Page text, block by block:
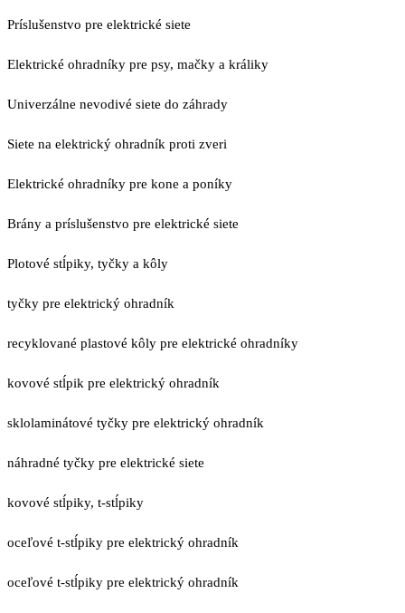
Príslušenstvo pre elektrické siete
Elektrické ohradníky pre psy, mačky a králiky
Univerzálne nevodivé siete do záhrady
Siete na elektrický ohradník proti zveri
Elektrické ohradníky pre kone a poníky
Brány a príslušenstvo pre elektrické siete
Plotové stĺpiky, tyčky a kôly
tyčky pre elektrický ohradník
recyklované plastové kôly pre elektrické ohradníky
kovové stĺpik pre elektrický ohradník
sklolaminátové tyčky pre elektrický ohradník
náhradné tyčky pre elektrické siete
kovové stĺpiky, t-stĺpiky
oceľové t-stĺpiky pre elektrický ohradník
oceľové t-stĺpiky pre elektrický ohradník